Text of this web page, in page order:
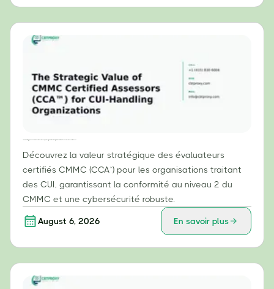
Découvrez la valeur stratégique des évaluateurs
certifiés CMMC (CCA™) pour les organisations traitant
des CUI, garantissant la conformité au niveau 2 du
CMMC et une cybersécurité robuste.
August 6, 2026 En savoir plus